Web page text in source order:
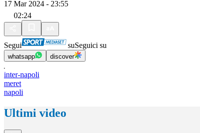
17 Mar 2024 - 23:55
02:24
Segui suSeguici su
whatsapp discover
inter-napoli
meret
napoli
Ultimi video